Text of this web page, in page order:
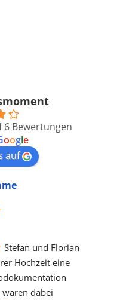
6 Bewertungen
oogle
auf
Stefan und Florian
Hochzeit eine
dabei